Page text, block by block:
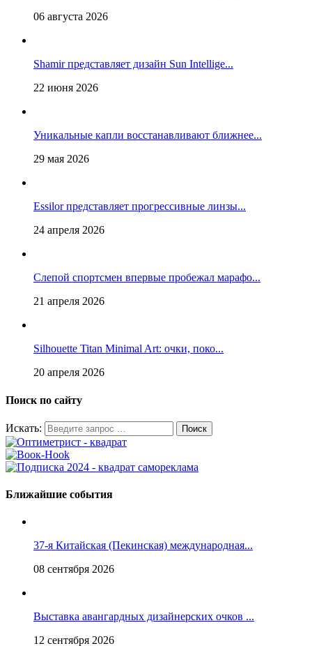
06 августа 2026
Shamir представляет дизайн Sun Intellige...
22 июня 2026
Уникальные капли восстанавливают ближнее...
29 мая 2026
Essilor представляет прогрессивные линзы...
24 апреля 2026
Слепой спортсмен впервые пробежал марафо...
21 апреля 2026
Silhouette Titan Minimal Art: очки, поко...
20 апреля 2026
Поиск по сайту
Искать:
Ближайшие события
37-я Китайская (Пекинская) международная...
08 сентября 2026
Выставка авангардных дизайнерских очков ...
12 сентября 2026